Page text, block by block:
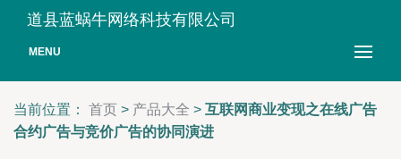
道县蓝蜗牛网络科技有限公司
MENU
当前位置： 首页 > 产品大全 > 互联网商业变现之在线广告
合约广告与竞价广告的协同演进